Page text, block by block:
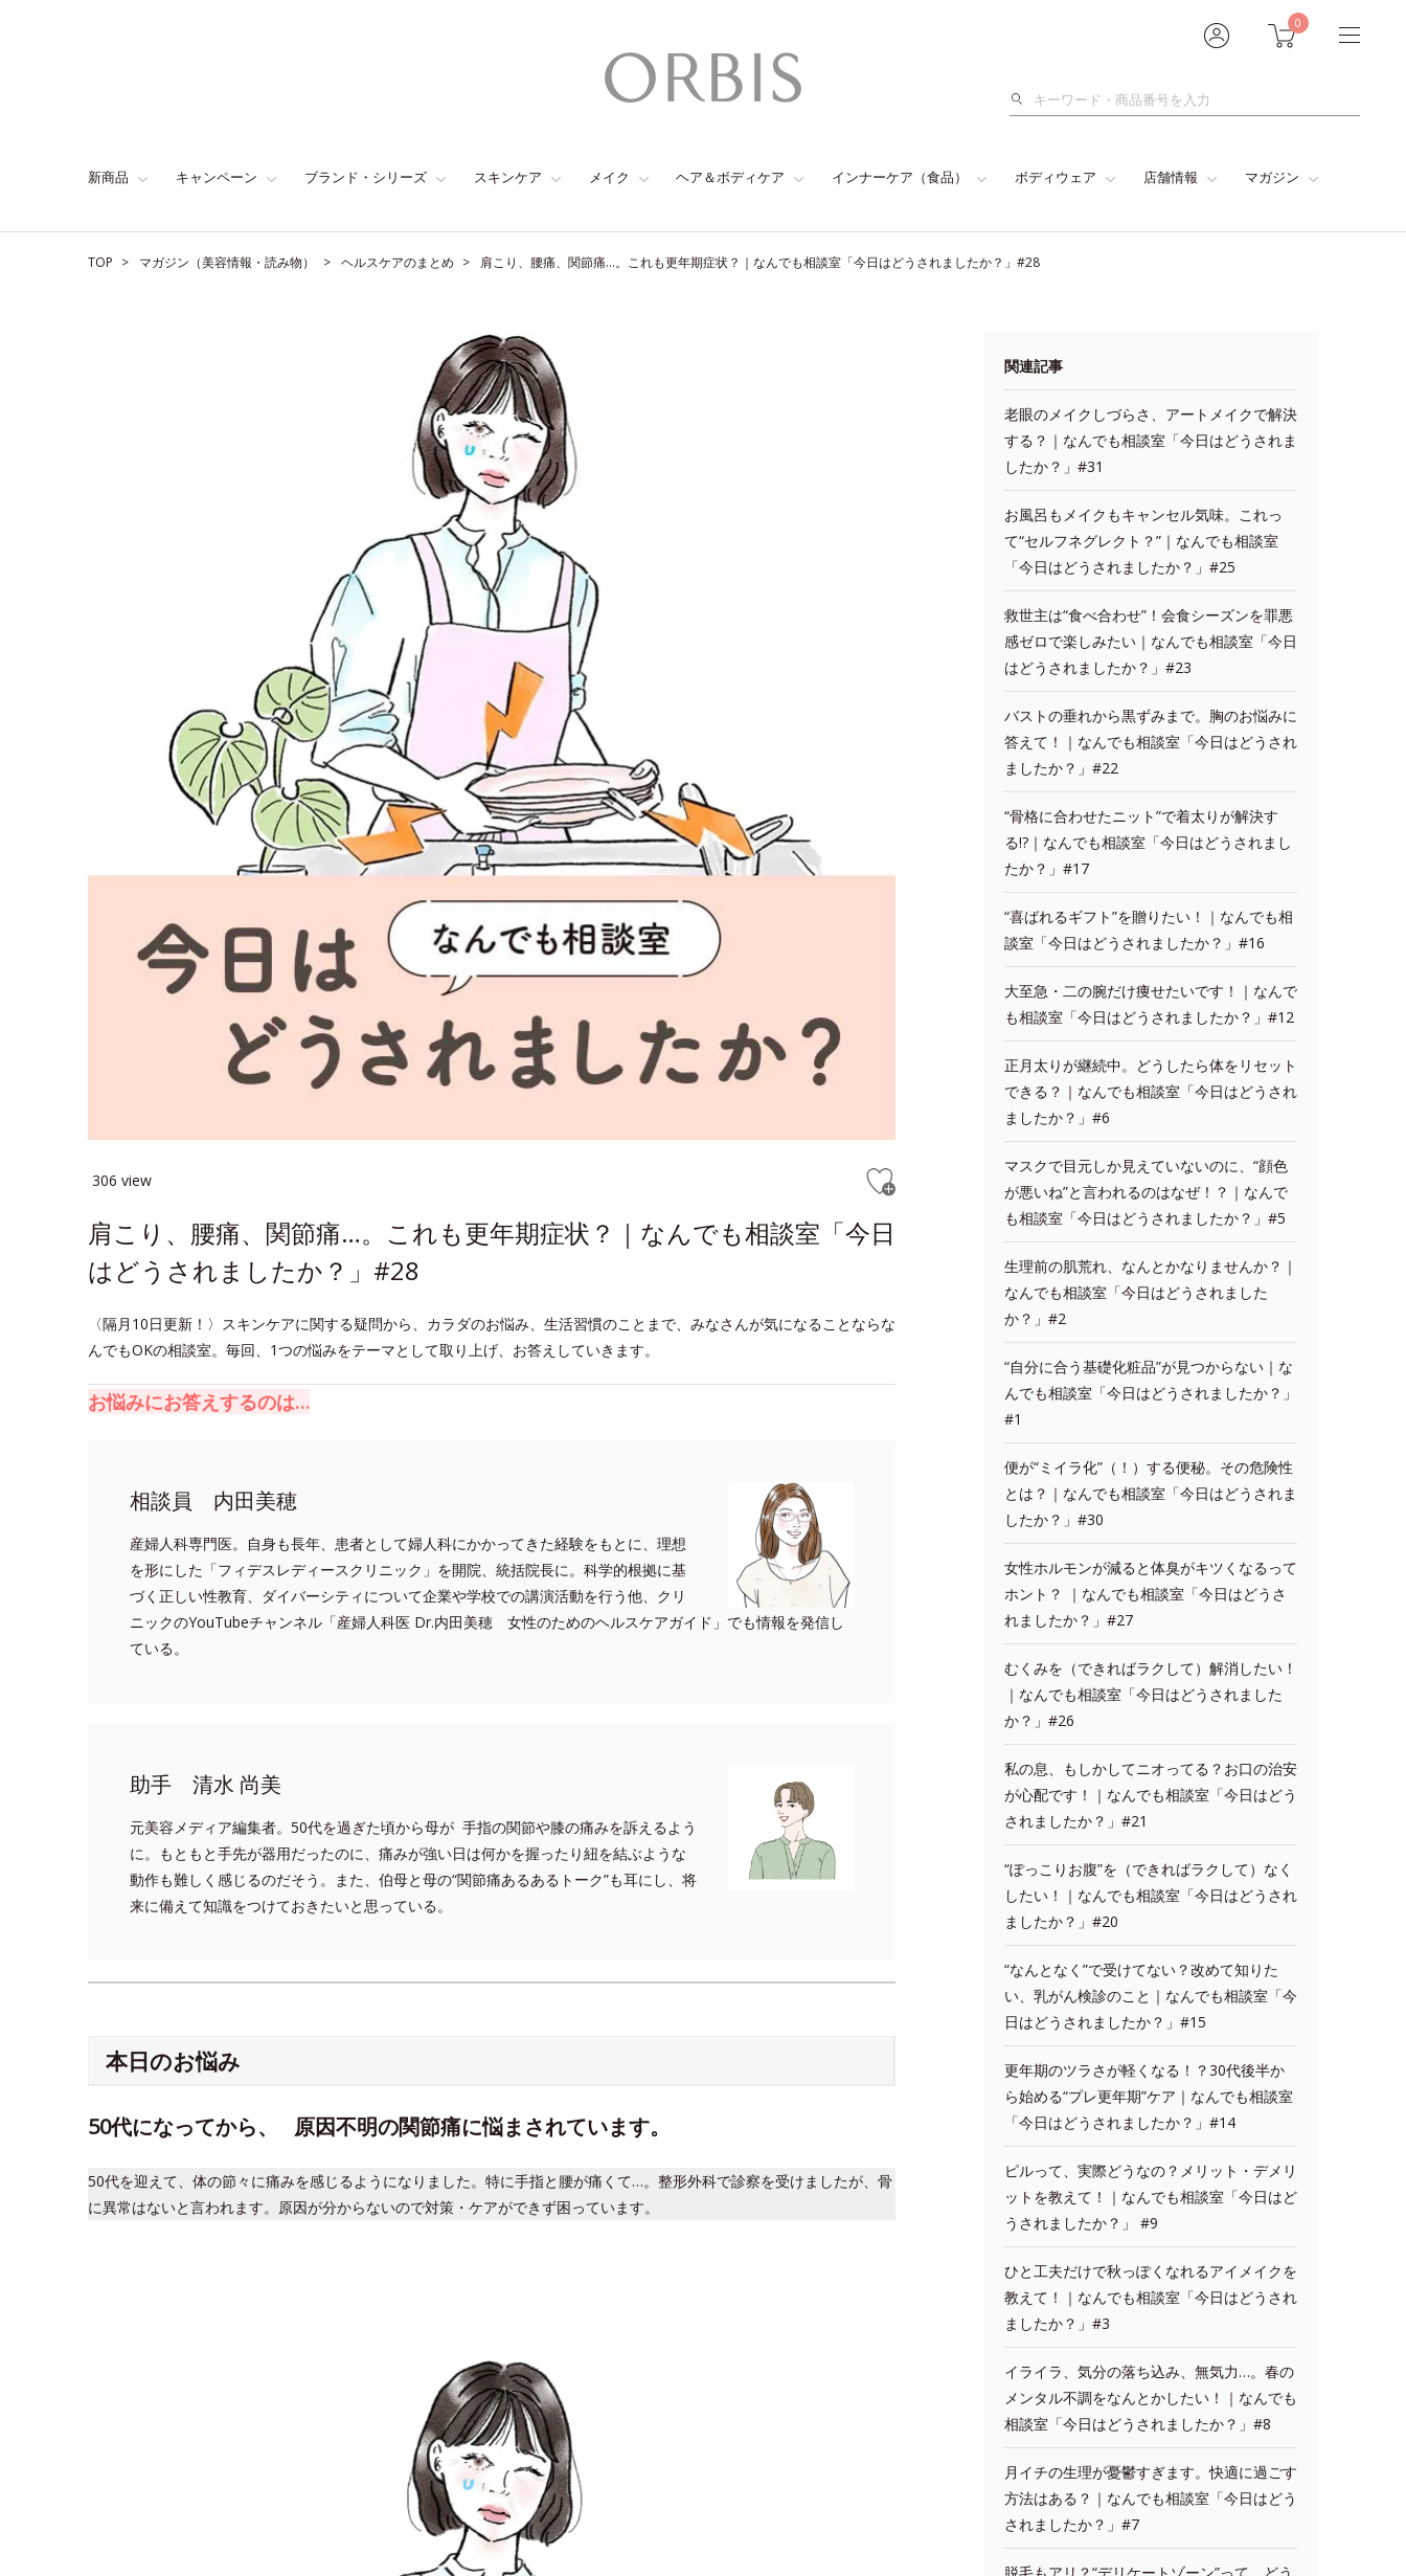
0
検
新商品 キャンペーン ブランド・シリーズ スキンケア メイク ヘア＆ボディケア インナーケア（食品） ボディウェア 店舗情報 マガジン
TOP マガジン（美容情報・読み物） ヘルスケアのまとめ 肩こり、腰痛、関節痛…。これも更年期症状？｜なんでも相談室「今日はどうされましたか？」#28
306 view
肩こり、腰痛、関節痛…。これも更年期症状？｜なんでも相談室「今日
はどうされましたか？」#28
〈隔月10日更新！〉スキンケアに関する疑問から、カラダのお悩み、生活習慣のことまで、みなさんが気になることならな
んでもOKの相談室。毎回、1つの悩みをテーマとして取り上げ、お答えしていきます。
お悩みにお答えするのは…
相談員 内田美穂
産婦人科専門医。自身も長年、患者として婦人科にかかってきた経験をもとに、理想
を形にした「フィデスレディースクリニック」を開院、統括院長に。科学的根拠に基
づく正しい性教育、ダイバーシティについて企業や学校での講演活動を行う他、クリ
ニックのYouTubeチャンネル「産婦人科医 Dr.内田美穂 女性のためのヘルスケアガイド」でも情報を発信し
ている。
助手 清水 尚美
元美容メディア編集者。50代を過ぎた頃から母が 手指の関節や膝の痛みを訴えるよう
に。もともと手先が器用だったのに、痛みが強い日は何かを握ったり紐を結ぶような
動作も難しく感じるのだそう。また、伯母と母の“関節痛あるあるトーク”も耳にし、将
来に備えて知識をつけておきたいと思っている。
本日のお悩み
50代になってから、 原因不明の関節痛に悩まされています。
50代を迎えて、体の節々に痛みを感じるようになりました。特に手指と腰が痛くて…。整形外科で診察を受けましたが、骨
に異常はないと言われます。原因が分からないので対策・ケアができず困っています。
関連記事
老眼のメイクしづらさ、アートメイクで解決
する？｜なんでも相談室「今日はどうされま
したか？」#31
お風呂もメイクもキャンセル気味。これっ
て“セルフネグレクト？”｜なんでも相談室
「今日はどうされましたか？」#25
救世主は“食べ合わせ”！会食シーズンを罪悪
感ゼロで楽しみたい｜なんでも相談室「今日
はどうされましたか？」#23
バストの垂れから黒ずみまで。胸のお悩みに
答えて！｜なんでも相談室「今日はどうされ
ましたか？」#22
“骨格に合わせたニット”で着太りが解決す
る!?｜なんでも相談室「今日はどうされまし
たか？」#17
“喜ばれるギフト”を贈りたい！｜なんでも相
談室「今日はどうされましたか？」#16
大至急・二の腕だけ痩せたいです！｜なんで
も相談室「今日はどうされましたか？」#12
正月太りが継続中。どうしたら体をリセット
できる？｜なんでも相談室「今日はどうされ
ましたか？」#6
マスクで目元しか見えていないのに、“顔色
が悪いね”と言われるのはなぜ！？｜なんで
も相談室「今日はどうされましたか？」#5
生理前の肌荒れ、なんとかなりませんか？｜
なんでも相談室「今日はどうされました
か？」#2
“自分に合う基礎化粧品”が見つからない｜な
んでも相談室「今日はどうされましたか？」
#1
便が“ミイラ化”（！）する便秘。その危険性
とは？｜なんでも相談室「今日はどうされま
したか？」#30
女性ホルモンが減ると体臭がキツくなるって
ホント？ ｜なんでも相談室「今日はどうさ
れましたか？」#27
むくみを（できればラクして）解消したい！
｜なんでも相談室「今日はどうされました
か？」#26
私の息、もしかしてニオってる？お口の治安
が心配です！｜なんでも相談室「今日はどう
されましたか？」#21
“ぽっこりお腹”を（できればラクして）なく
したい！｜なんでも相談室「今日はどうされ
ましたか？」#20
“なんとなく”で受けてない？改めて知りた
い、乳がん検診のこと｜なんでも相談室「今
日はどうされましたか？」#15
更年期のツラさが軽くなる！？30代後半か
ら始める“プレ更年期”ケア｜なんでも相談室
「今日はどうされましたか？」#14
ピルって、実際どうなの？メリット・デメリ
ットを教えて！｜なんでも相談室「今日はど
うされましたか？」 #9
ひと工夫だけで秋っぽくなれるアイメイクを
教えて！｜なんでも相談室「今日はどうされ
ましたか？」#3
イライラ、気分の落ち込み、無気力…。春の
メンタル不調をなんとかしたい！｜なんでも
相談室「今日はどうされましたか？」#8
月イチの生理が憂鬱すぎます。快適に過ごす
方法はある？｜なんでも相談室「今日はどう
されましたか？」#7